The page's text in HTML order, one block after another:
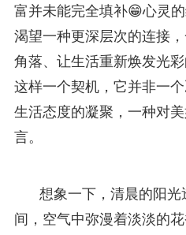
富并未能完全填补😁心灵
渴望一种更深层次的连接
角落、让生活重新焕发光
这样一个契机，它并非一
生活态度的凝聚，一种对
言。
想象一下，清晨的阳
间，空气中弥漫着淡淡的